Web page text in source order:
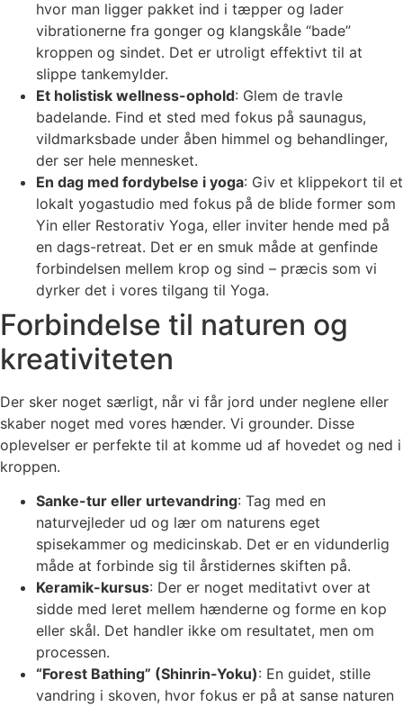
hvor man ligger pakket ind i tæpper og lader
vibrationerne fra gonger og klangskåle “bade”
kroppen og sindet. Det er utroligt effektivt til at
slippe tankemylder.
Et holistisk wellness-ophold: Glem de travle
badelande. Find et sted med fokus på saunagus,
vildmarksbade under åben himmel og behandlinger,
der ser hele mennesket.
En dag med fordybelse i yoga: Giv et klippekort til et
lokalt yogastudio med fokus på de blide former som
Yin eller Restorativ Yoga, eller inviter hende med på
en dags-retreat. Det er en smuk måde at genfinde
forbindelsen mellem krop og sind – præcis som vi
dyrker det i vores tilgang til Yoga.
Forbindelse til naturen og
kreativiteten
Der sker noget særligt, når vi får jord under neglene eller
skaber noget med vores hænder. Vi grounder. Disse
oplevelser er perfekte til at komme ud af hovedet og ned i
kroppen.
Sanke-tur eller urtevandring: Tag med en
naturvejleder ud og lær om naturens eget
spisekammer og medicinskab. Det er en vidunderlig
måde at forbinde sig til årstidernes skiften på.
Keramik-kursus: Der er noget meditativt over at
sidde med leret mellem hænderne og forme en kop
eller skål. Det handler ikke om resultatet, men om
processen.
“Forest Bathing” (Shinrin-Yoku): En guidet, stille
vandring i skoven, hvor fokus er på at sanse naturen